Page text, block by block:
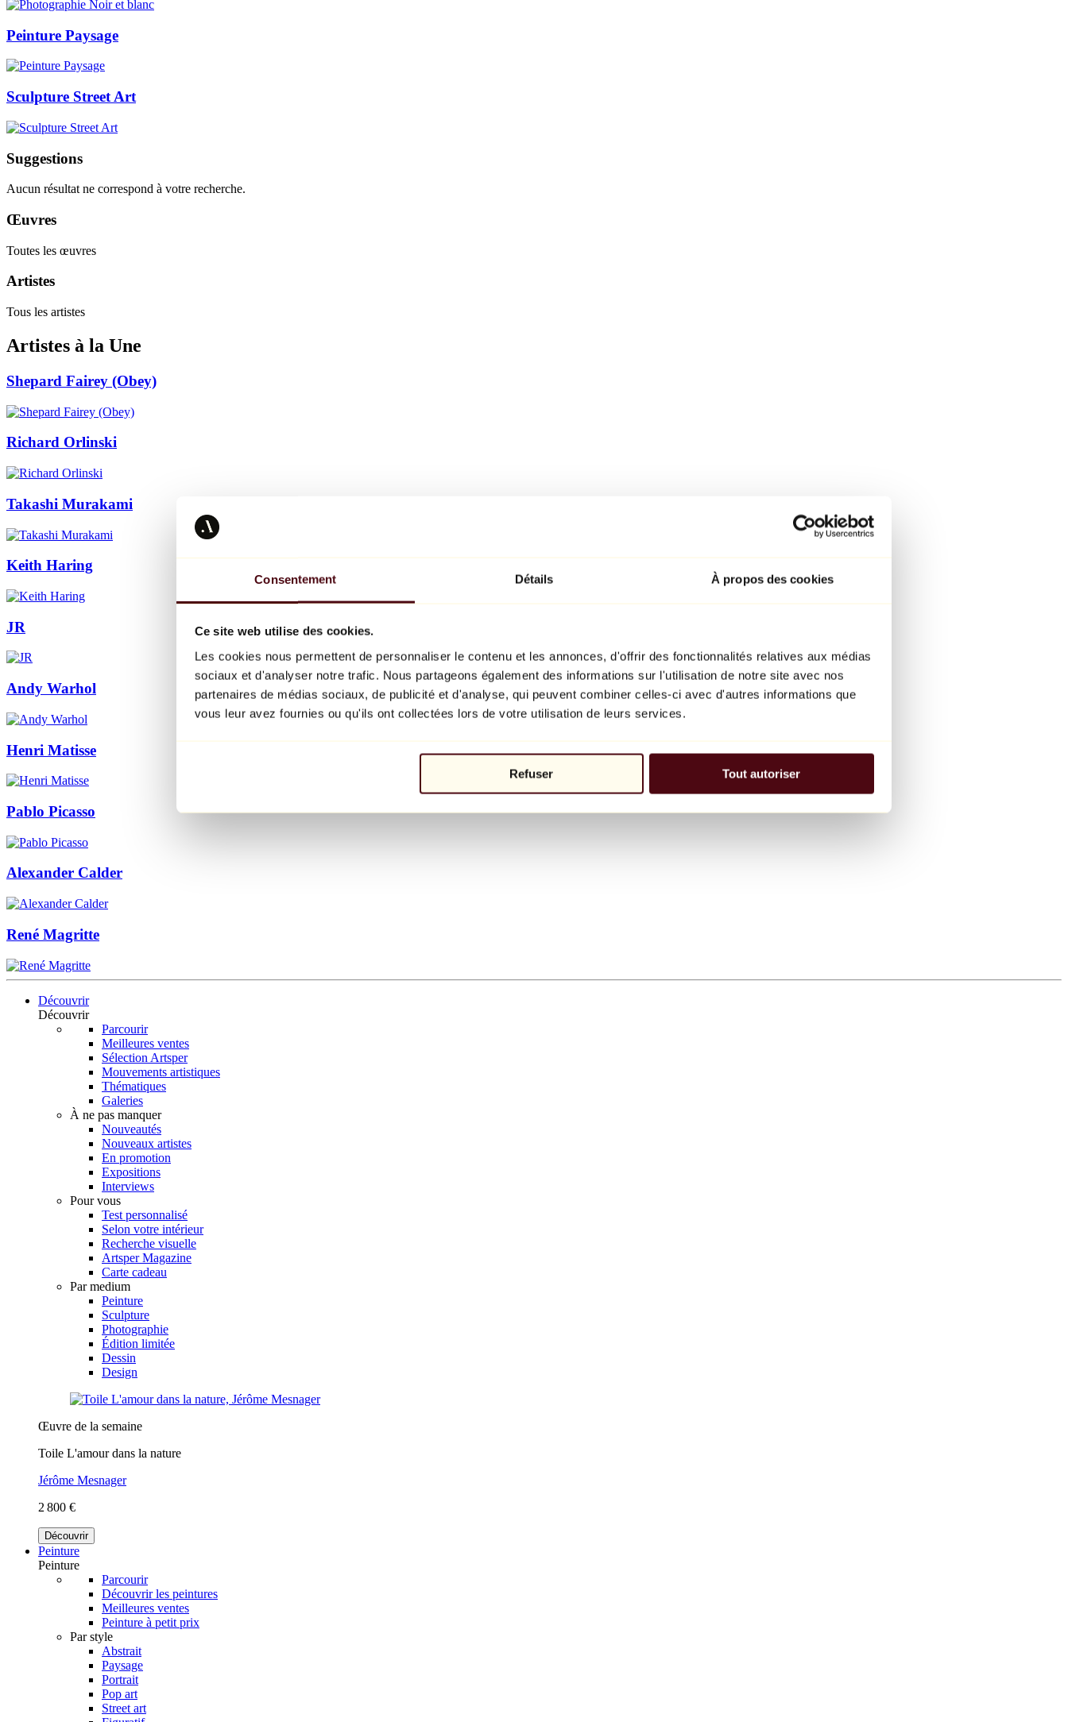
Consentement Détails À propos des cookies
Ce site web utilise des cookies.
Les cookies nous permettent de personnaliser le contenu et les annonces, d'offrir des fonctionnalités relatives aux médias
sociaux et d'analyser notre trafic. Nous partageons également des informations sur l'utilisation de notre site avec nos
partenaires de médias sociaux, de publicité et d'analyse, qui peuvent combiner celles-ci avec d'autres informations que
vous leur avez fournies ou qu'ils ont collectées lors de votre utilisation de leurs services.
Refuser Tout autoriser
Peinture Paysage
Sculpture Street Art
Suggestions
Aucun résultat ne correspond à votre recherche.
Œuvres
Toutes les œuvres
Artistes
Tous les artistes
Artistes à la Une
Shepard Fairey (Obey)
Richard Orlinski
Takashi Murakami
Keith Haring
JR
Andy Warhol
Henri Matisse
Pablo Picasso
Alexander Calder
René Magritte
Découvrir
Découvrir
Parcourir
Meilleures ventes
Sélection Artsper
Mouvements artistiques
Thématiques
Galeries
À ne pas manquer
Nouveautés
Nouveaux artistes
En promotion
Expositions
Interviews
Pour vous
Test personnalisé
Selon votre intérieur
Recherche visuelle
Artsper Magazine
Carte cadeau
Par medium
Peinture
Sculpture
Photographie
Édition limitée
Dessin
Design
Œuvre de la semaine
Toile L'amour dans la nature
Jérôme Mesnager
2 800 €
Découvrir
Peinture
Peinture
Parcourir
Découvrir les peintures
Meilleures ventes
Peinture à petit prix
Par style
Abstrait
Paysage
Portrait
Pop art
Street art